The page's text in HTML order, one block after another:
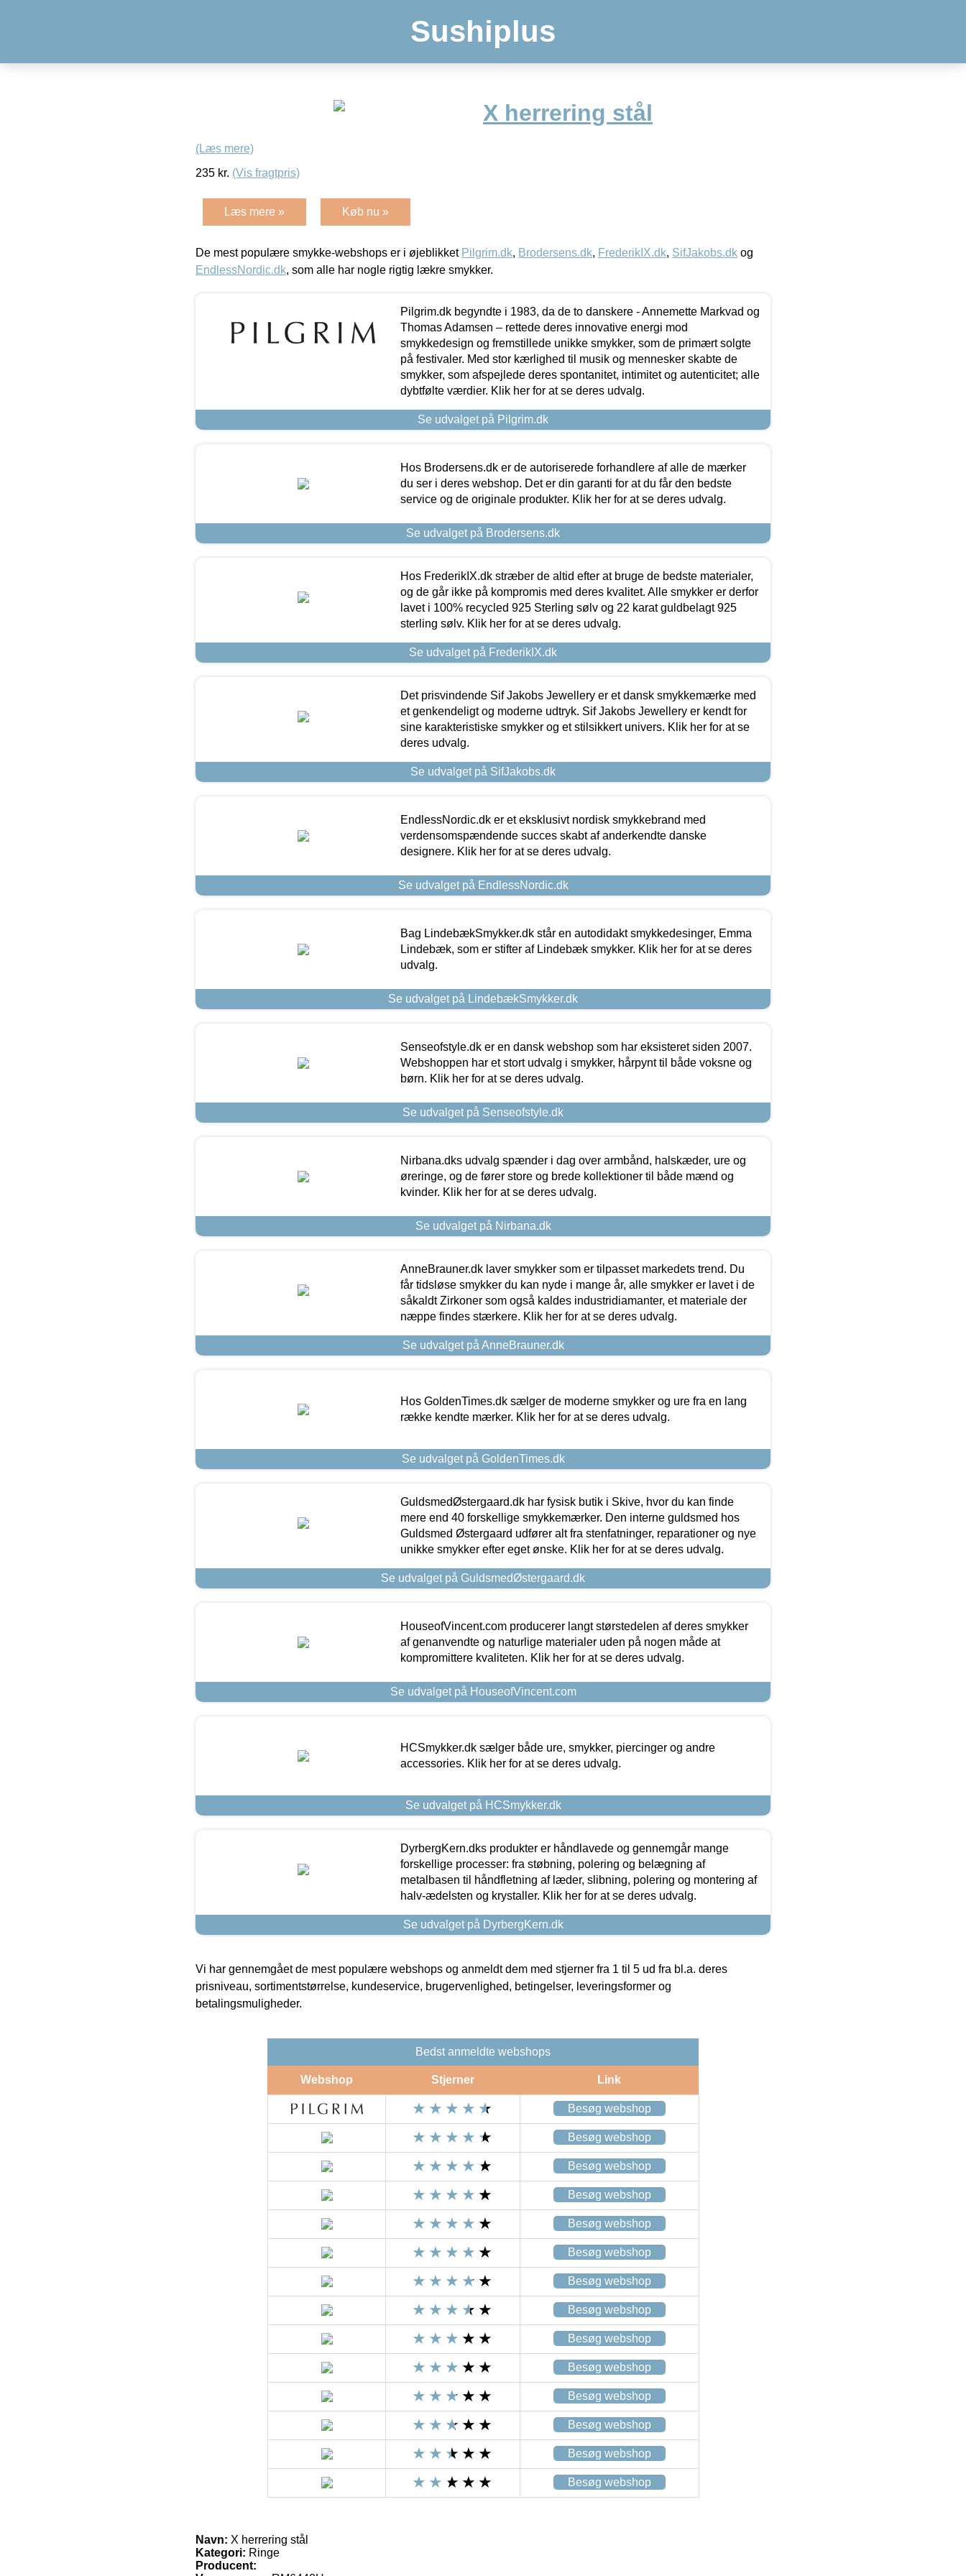
Sushiplus
X herrering stål
(Læs mere)
235 kr. (Vis fragtpris)
Læs mere » Køb nu »
De mest populære smykke-webshops er i øjeblikket Pilgrim.dk, Brodersens.dk, FrederikIX.dk, SifJakobs.dk og
EndlessNordic.dk, som alle har nogle rigtig lækre smykker.
Pilgrim.dk begyndte i 1983, da de to danskere - Annemette Markvad og
Thomas Adamsen – rettede deres innovative energi mod
smykkedesign og fremstillede unikke smykker, som de primært solgte
på festivaler. Med stor kærlighed til musik og mennesker skabte de
smykker, som afspejlede deres spontanitet, intimitet og autenticitet; alle
dybtfølte værdier. Klik her for at se deres udvalg.
Se udvalget på Pilgrim.dk
Hos Brodersens.dk er de autoriserede forhandlere af alle de mærker
du ser i deres webshop. Det er din garanti for at du får den bedste
service og de originale produkter. Klik her for at se deres udvalg.
Se udvalget på Brodersens.dk
Hos FrederikIX.dk stræber de altid efter at bruge de bedste materialer,
og de går ikke på kompromis med deres kvalitet. Alle smykker er derfor
lavet i 100% recycled 925 Sterling sølv og 22 karat guldbelagt 925
sterling sølv. Klik her for at se deres udvalg.
Se udvalget på FrederikIX.dk
Det prisvindende Sif Jakobs Jewellery er et dansk smykkemærke med
et genkendeligt og moderne udtryk. Sif Jakobs Jewellery er kendt for
sine karakteristiske smykker og et stilsikkert univers. Klik her for at se
deres udvalg.
Se udvalget på SifJakobs.dk
EndlessNordic.dk er et eksklusivt nordisk smykkebrand med
verdensomspændende succes skabt af anderkendte danske
designere. Klik her for at se deres udvalg.
Se udvalget på EndlessNordic.dk
Bag LindebækSmykker.dk står en autodidakt smykkedesinger, Emma
Lindebæk, som er stifter af Lindebæk smykker. Klik her for at se deres
udvalg.
Se udvalget på LindebækSmykker.dk
Senseofstyle.dk er en dansk webshop som har eksisteret siden 2007.
Webshoppen har et stort udvalg i smykker, hårpynt til både voksne og
børn. Klik her for at se deres udvalg.
Se udvalget på Senseofstyle.dk
Nirbana.dks udvalg spænder i dag over armbånd, halskæder, ure og
øreringe, og de fører store og brede kollektioner til både mænd og
kvinder. Klik her for at se deres udvalg.
Se udvalget på Nirbana.dk
AnneBrauner.dk laver smykker som er tilpasset markedets trend. Du
får tidsløse smykker du kan nyde i mange år, alle smykker er lavet i de
såkaldt Zirkoner som også kaldes industridiamanter, et materiale der
næppe findes stærkere. Klik her for at se deres udvalg.
Se udvalget på AnneBrauner.dk
Hos GoldenTimes.dk sælger de moderne smykker og ure fra en lang
række kendte mærker. Klik her for at se deres udvalg.
Se udvalget på GoldenTimes.dk
GuldsmedØstergaard.dk har fysisk butik i Skive, hvor du kan finde
mere end 40 forskellige smykkemærker. Den interne guldsmed hos
Guldsmed Østergaard udfører alt fra stenfatninger, reparationer og nye
unikke smykker efter eget ønske. Klik her for at se deres udvalg.
Se udvalget på GuldsmedØstergaard.dk
HouseofVincent.com producerer langt størstedelen af deres smykker
af genanvendte og naturlige materialer uden på nogen måde at
kompromittere kvaliteten. Klik her for at se deres udvalg.
Se udvalget på HouseofVincent.com
HCSmykker.dk sælger både ure, smykker, piercinger og andre
accessories. Klik her for at se deres udvalg.
Se udvalget på HCSmykker.dk
DyrbergKern.dks produkter er håndlavede og gennemgår mange
forskellige processer: fra støbning, polering og belægning af
metalbasen til håndfletning af læder, slibning, polering og montering af
halv-ædelsten og krystaller. Klik her for at se deres udvalg.
Se udvalget på DyrbergKern.dk
Vi har gennemgået de mest populære webshops og anmeldt dem med stjerner fra 1 til 5 ud fra bl.a. deres
prisniveau, sortimentstørrelse, kundeservice, brugervenlighed, betingelser, leveringsformer og
betalingsmuligheder.
Bedst anmeldte webshops
Webshop Stjerner Link
Besøg webshop
Besøg webshop
Besøg webshop
Besøg webshop
Besøg webshop
Besøg webshop
Besøg webshop
Besøg webshop
Besøg webshop
Besøg webshop
Besøg webshop
Besøg webshop
Besøg webshop
Besøg webshop
Navn: X herrering stål
Kategori: Ringe
Producent: